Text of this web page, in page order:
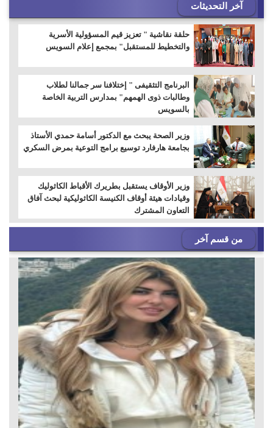
آخر التحديثات
حلقة نقاشية " تعزيز قيم المسؤولية الأسرية
والتخطيط للمستقبل" بمجمع إعلام السويس
البرنامج التثقيفى " إختلافنا سر جمالنا لطلاب
وطالبات ذوى الهمهم" بمدارس التربية الخاصة
بالسويس
وزير الصحة يبحث مع الدكتور أسامة حمدي الأستاذ
بجامعة هارفارد توسيع برامج التوعية بمرض السكري
وزير الأوقاف يستقبل بطريرك الأقباط الكاثوليك
وقيادات هيئة أوقاف الكنيسة الكاثوليكية لبحث آفاق
التعاون المشترك
من قسم آخر